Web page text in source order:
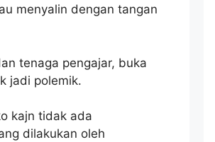
menyalin dengan tangan
tenaga pengajar, buka
jadi polemik.
kajn tidak ada
dilakukan oleh